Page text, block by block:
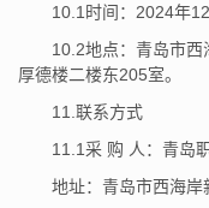
10.1时间：2024年
10.2地点：青岛市
厚德楼二楼东205室。
11.联系方式
11.1采 购 人：青岛
地址：青岛市西海岸